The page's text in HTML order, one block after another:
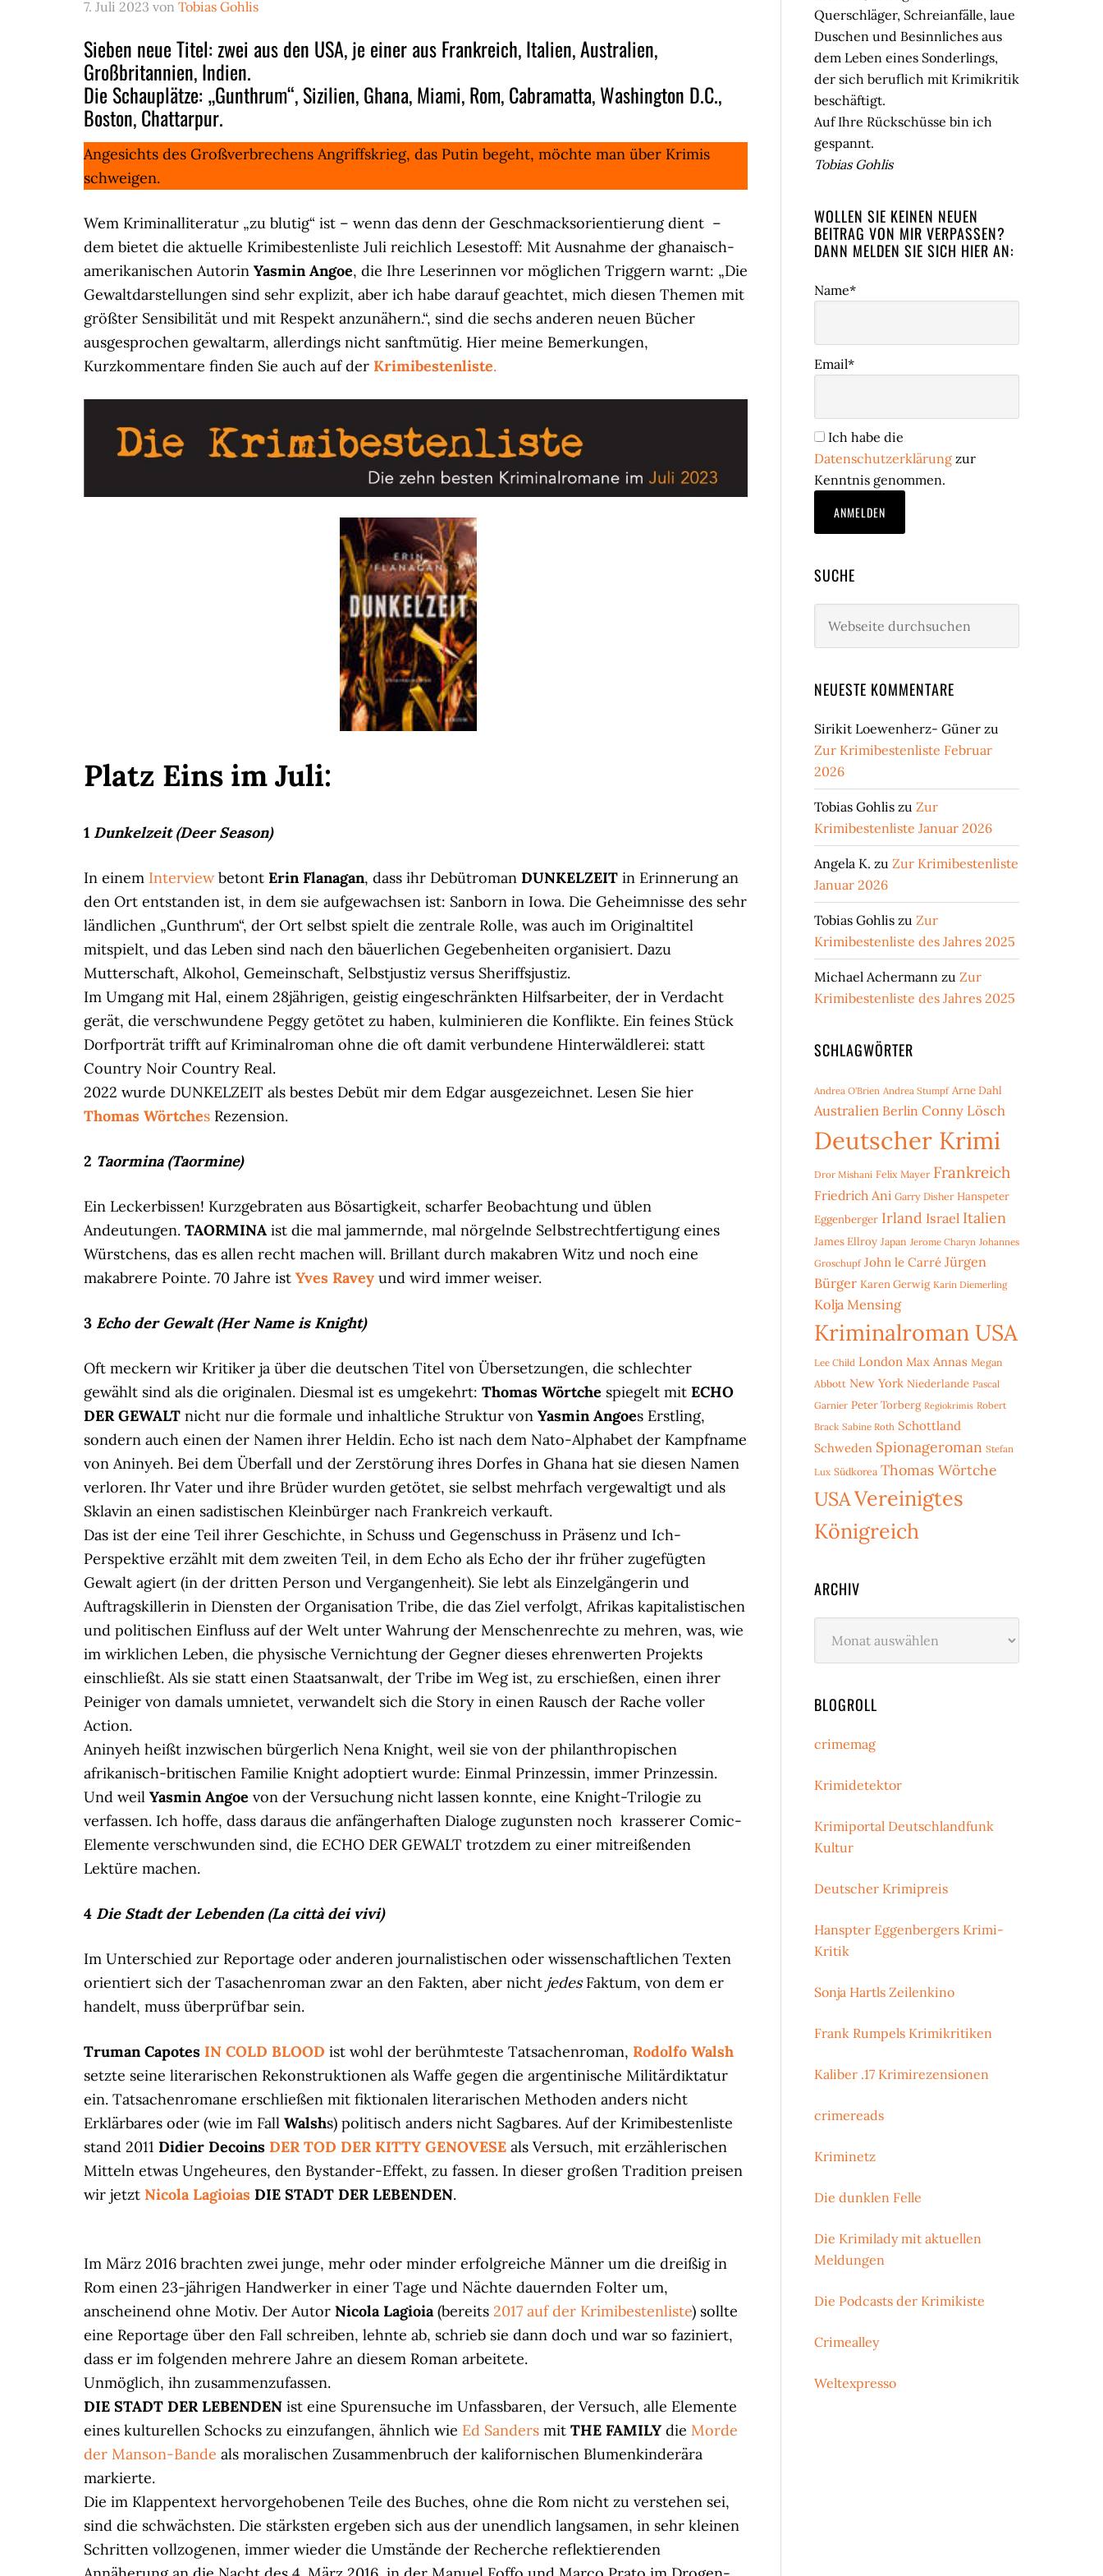
7. Juli 2023 von Tobias Gohlis
Sieben neue Titel: zwei aus den USA, je einer aus Frankreich, Italien, Australien,
Großbritannien, Indien.
Die Schauplätze: „Gunthrum“, Sizilien, Ghana, Miami, Rom, Cabramatta, Washington D.C.,
Boston, Chattarpur.
Angesichts des Großverbrechens Angriffskrieg, das Putin begeht, möchte man über Krimis
schweigen.
Wem Kriminalliteratur „zu blutig“ ist – wenn das denn der Geschmacksorientierung dient –
dem bietet die aktuelle Krimibestenliste Juli reichlich Lesestoff: Mit Ausnahme der ghanaisch-
amerikanischen Autorin Yasmin Angoe, die Ihre Leserinnen vor möglichen Triggern warnt: „Die
Gewaltdarstellungen sind sehr explizit, aber ich habe darauf geachtet, mich diesen Themen mit
größter Sensibilität und mit Respekt anzunähern.“, sind die sechs anderen neuen Bücher
ausgesprochen gewaltarm, allerdings nicht sanftmütig. Hier meine Bemerkungen,
Kurzkommentare finden Sie auch auf der Krimibestenliste.
Platz Eins im Juli:
1 Dunkelzeit (Deer Season)
In einem Interviewbetont Erin Flanagan, dass ihr Debütroman DUNKELZEIT in Erinnerung an
den Ort entstanden ist, in dem sie aufgewachsen ist: Sanborn in Iowa. Die Geheimnisse des sehr
ländlichen „Gunthrum“, der Ort selbst spielt die zentrale Rolle, was auch im Originaltitel
mitspielt, und das Leben sind nach den bäuerlichen Gegebenheiten organisiert. Dazu
Mutterschaft, Alkohol, Gemeinschaft, Selbstjustiz versus Sheriffsjustiz.
Im Umgang mit Hal, einem 28jährigen, geistig eingeschränkten Hilfsarbeiter, der in Verdacht
gerät, die verschwundene Peggy getötet zu haben, kulminieren die Konflikte. Ein feines Stück
Dorfporträt trifft auf Kriminalroman ohne die oft damit verbundene Hinterwäldlerei: statt
Country Noir Country Real.
2022 wurde DUNKELZEIT als bestes Debüt mir dem Edgar ausgezeichnet. Lesen Sie hier
Thomas Wörtches Rezension.
2 Taormina (Taormine)
Ein Leckerbissen! Kurzgebraten aus Bösartigkeit, scharfer Beobachtung und üblen
Andeutungen. TAORMINA ist die mal jammernde, mal nörgelnde Selbstrechtfertigung eines
Würstchens, das es allen recht machen will. Brillant durch makabren Witz und noch eine
makabrere Pointe. 70 Jahre ist Yves Ravey und wird immer weiser.
3 Echo der Gewalt (Her Name is Knight)
Oft meckern wir Kritiker ja über die deutschen Titel von Übersetzungen, die schlechter
gewählt sind als die originalen. Diesmal ist es umgekehrt: Thomas Wörtche spiegelt mit ECHO
DER GEWALT nicht nur die formale und inhaltliche Struktur von Yasmin Angoes Erstling,
sondern auch einen der Namen ihrer Heldin. Echo ist nach dem Nato-Alphabet der Kampfname
von Aninyeh. Bei dem Überfall und der Zerstörung ihres Dorfes in Ghana hat sie diesen Namen
verloren. Ihr Vater und ihre Brüder wurden getötet, sie selbst mehrfach vergewaltigt und als
Sklavin an einen sadistischen Kleinbürger nach Frankreich verkauft.
Das ist der eine Teil ihrer Geschichte, in Schuss und Gegenschuss in Präsenz und Ich-
Perspektive erzählt mit dem zweiten Teil, in dem Echo als Echo der ihr früher zugefügten
Gewalt agiert (in der dritten Person und Vergangenheit). Sie lebt als Einzelgängerin und
Auftragskillerin in Diensten der Organisation Tribe, die das Ziel verfolgt, Afrikas kapitalistischen
und politischen Einfluss auf der Welt unter Wahrung der Menschenrechte zu mehren, was, wie
im wirklichen Leben, die physische Vernichtung der Gegner dieses ehrenwerten Projekts
einschließt. Als sie statt einen Staatsanwalt, der Tribe im Weg ist, zu erschießen, einen ihrer
Peiniger von damals umnietet, verwandelt sich die Story in einen Rausch der Rache voller
Action.
Aninyeh heißt inzwischen bürgerlich Nena Knight, weil sie von der philanthropischen
afrikanisch-britischen Familie Knight adoptiert wurde: Einmal Prinzessin, immer Prinzessin.
Und weil Yasmin Angoe von der Versuchung nicht lassen konnte, eine Knight-Trilogie zu
verfassen. Ich hoffe, dass daraus die anfängerhaften Dialoge zugunsten noch krasserer Comic-
Elemente verschwunden sind, die ECHO DER GEWALT trotzdem zu einer mitreißenden
Lektüre machen.
4 Die Stadt der Lebenden (La città dei vivi)
Im Unterschied zur Reportage oder anderen journalistischen oder wissenschaftlichen Texten
orientiert sich der Tasachenroman zwar an den Fakten, aber nicht jedesFaktum, von dem er
handelt, muss überprüfbar sein.
Truman Capotes IN COLD BLOOD ist wohl der berühmteste Tatsachenroman, Rodolfo Walsh
setzte seine literarischen Rekonstruktionen als Waffe gegen die argentinische Militärdiktatur
ein. Tatsachenromane erschließen mit fiktionalen literarischen Methoden anders nicht
Erklärbares oder (wie im Fall Walshs) politisch anders nicht Sagbares. Auf der Krimibestenliste
stand 2011 Didier Decoins DER TOD DER KITTY GENOVESE als Versuch, mit erzählerischen
Mitteln etwas Ungeheures, den Bystander-Effekt, zu fassen. In dieser großen Tradition preisen
wir jetzt Nicola Lagioias DIE STADT DER LEBENDEN.
Im März 2016 brachten zwei junge, mehr oder minder erfolgreiche Männer um die dreißig in
Rom einen 23-jährigen Handwerker in einer Tage und Nächte dauernden Folter um,
anscheinend ohne Motiv. Der Autor Nicola Lagioia(bereits 2017 auf der Krimibestenliste) sollte
eine Reportage über den Fall schreiben, lehnte ab, schrieb sie dann doch und war so faziniert,
dass er im folgenden mehrere Jahre an diesem Roman arbeitete.
Unmöglich, ihn zusammenzufassen.
DIE STADT DER LEBENDEN ist eine Spurensuche im Unfassbaren, der Versuch, alle Elemente
eines kulturellen Schocks zu einzufangen, ähnlich wie Ed Sanders mit THE FAMILY die Morde
der Manson-Bande als moralischen Zusammenbruch der kalifornischen Blumenkinderära
markierte.
Die im Klappentext hervorgehobenen Teile des Buches, ohne die Rom nicht zu verstehen sei,
sind die schwächsten. Die stärksten ergeben sich aus der unendlich langsamen, in sehr kleinen
Schritten vollzogenen, immer wieder die Umstände der Recherche reflektierenden
Querschläger, Schreianfälle, laue
Duschen und Besinnliches aus
dem Leben eines Sonderlings,
der sich beruflich mit Krimikritik
beschäftigt.
Auf Ihre Rückschüsse bin ich
gespannt.
Tobias Gohlis
WOLLEN SIE KEINEN NEUEN
BEITRAG VON MIR VERPASSEN?
DANN MELDEN SIE SICH HIER AN:
Name*
Email*
Ich habe die
Datenschutzerklärung zur
Kenntnis genommen.
SUCHE
durchsuchen
NEUESTE KOMMENTARE
Sirikit Loewenherz- Güner zu
Zur Krimibestenliste Februar
2026
Tobias Gohlis zu Zur
Krimibestenliste Januar 2026
Angela K. zu Zur Krimibestenliste
Januar 2026
Tobias Gohlis zu Zur
Krimibestenliste des Jahres 2025
Michael Achermann zu Zur
Krimibestenliste des Jahres 2025
SCHLAGWÖRTER
Andrea O'Brien Andrea Stumpf Arne Dahl
Australien Berlin Conny Lösch
Deutscher Krimi
Dror Mishani Felix Mayer Frankreich
Friedrich Ani Garry Disher Hanspeter
Eggenberger Irland Israel Italien
James Ellroy Japan Jerome Charyn Johannes
Groschupf John le Carré Jürgen
Bürger Karen Gerwig Karin Diemerling
Kolja Mensing
Kriminalroman USA
Lee Child London Max Annas Megan
Abbott New York Niederlande Pascal
Garnier Peter Torberg Regiokrimis Robert
Brack Sabine Roth Schottland
Schweden Spionageroman Stefan
Lux Südkorea Thomas Wörtche
USAVereinigtes
Königreich
ARCHIV
BLOGROLL
crimemag
Krimidetektor
Krimiportal Deutschlandfunk
Kultur
Deutscher Krimipreis
Hanspter Eggenbergers Krimi-
Kritik
Sonja Hartls Zeilenkino
Frank Rumpels Krimikritiken
Kaliber .17 Krimirezensionen
crimereads
Kriminetz
Die dunklen Felle
Die Krimilady mit aktuellen
Meldungen
Die Podcasts der Krimikiste
Crimealley
Weltexpresso